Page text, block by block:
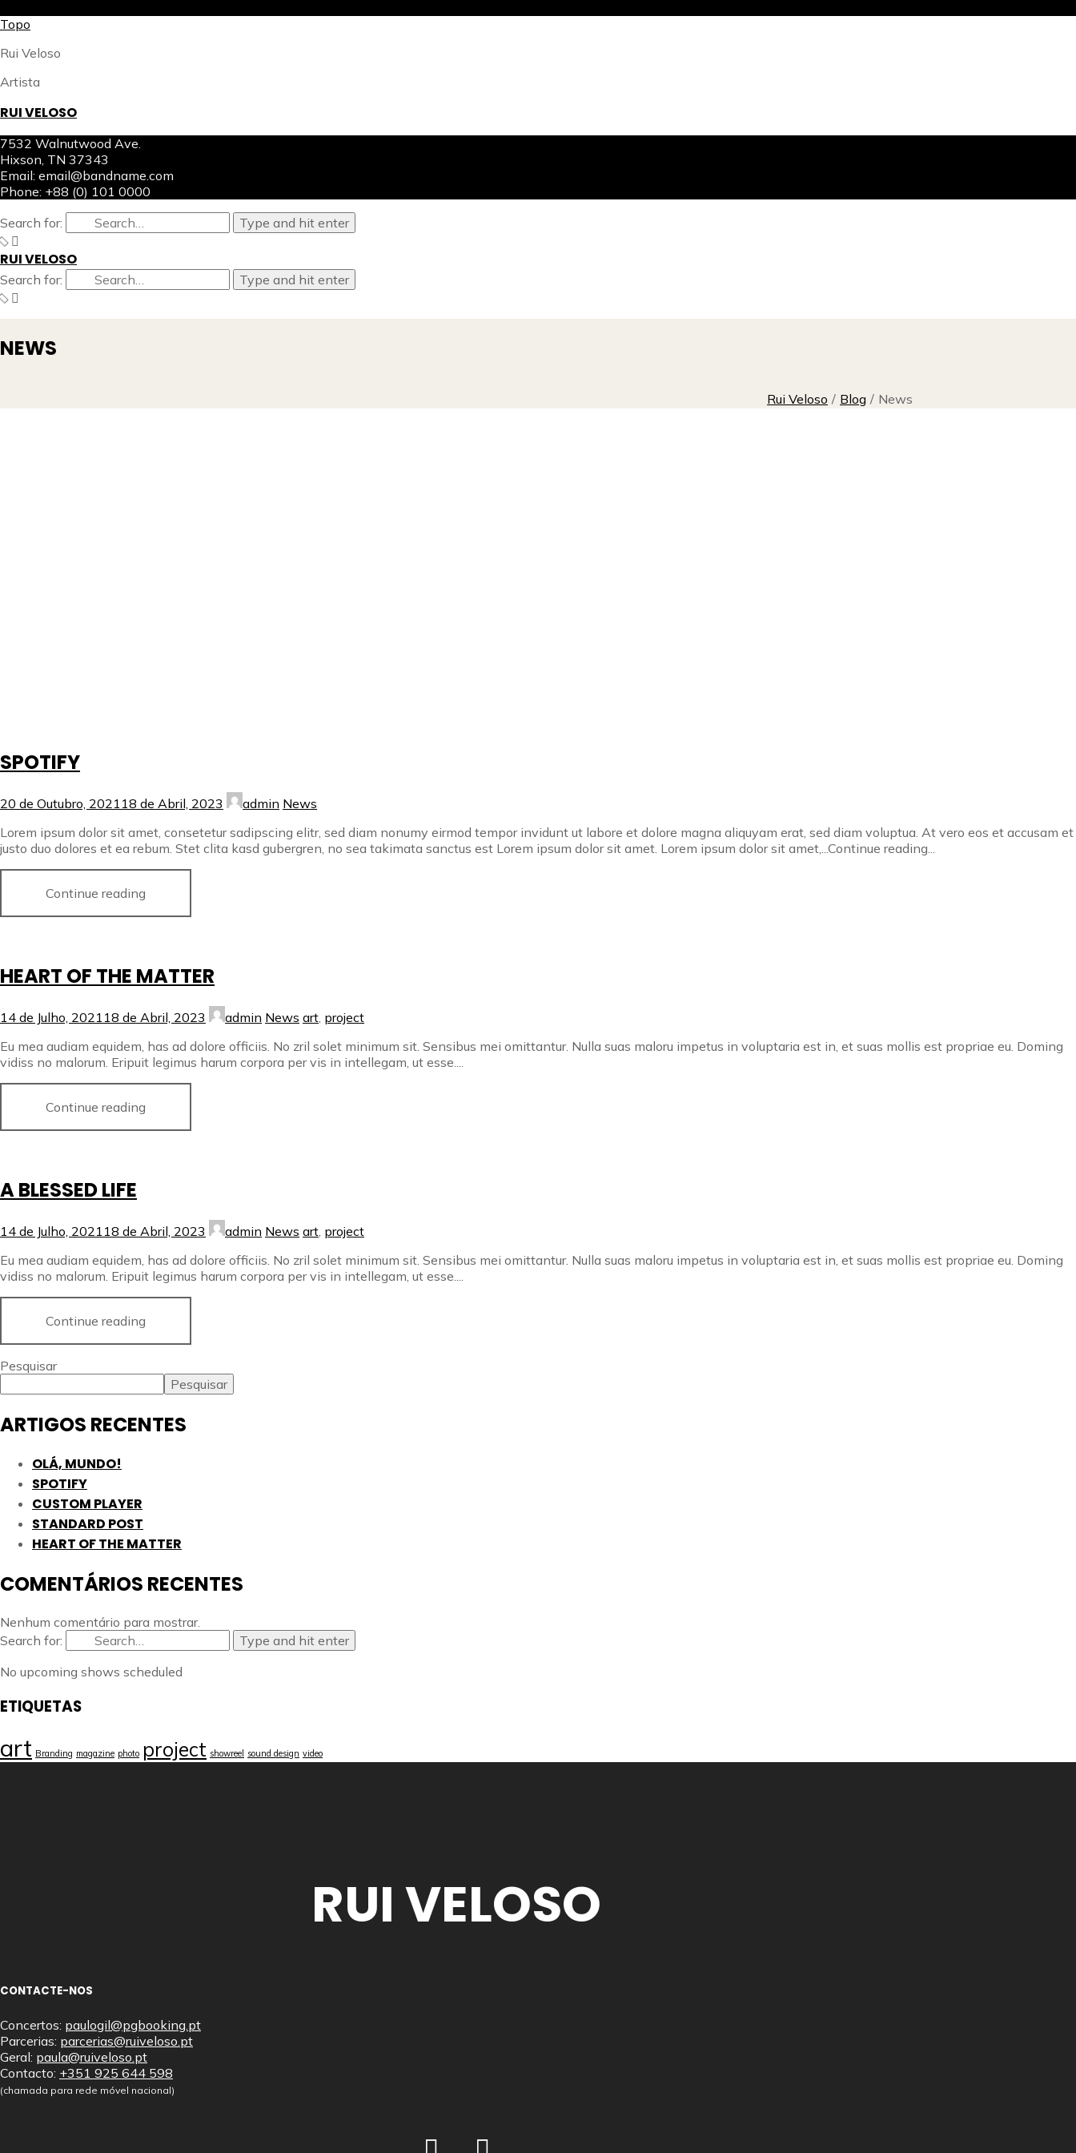
Topo
Rui Veloso
Artista
RUI VELOSO
7532 Walnutwood Ave.
Hixson, TN 37343
Email: email@bandname.com
Phone: +88 (0) 101 0000
Search for:
Type and hit enter
RUI VELOSO
Search for: Type and hit enter
NEWS
Rui Veloso / Blog / News
SPOTIFY
20 de Outubro, 2021 18 de Abril, 2023 admin News
Lorem ipsum dolor sit amet, consetetur sadipscing elitr, sed diam nonumy eirmod tempor invidunt ut labore et dolore magna aliquyam erat, sed diam voluptua. At vero eos et accusam et
justo duo dolores et ea rebum. Stet clita kasd gubergren, no sea takimata sanctus est Lorem ipsum dolor sit amet. Lorem ipsum dolor sit amet,...Continue reading...
Continue reading
HEART OF THE MATTER
14 de Julho, 2021 18 de Abril, 2023 admin News art project
Eu mea audiam equidem, has ad dolore officiis. No zril solet minimum sit. Sensibus mei omittantur. Nulla suas maloru impetus in voluptaria est in, et suas mollis est propriae eu. Doming
vidiss no malorum. Eripuit legimus harum corpora per vis in intellegam, ut esse....
Continue reading
A BLESSED LIFE
14 de Julho, 2021 18 de Abril, 2023 admin News art project
Eu mea audiam equidem, has ad dolore officiis. No zril solet minimum sit. Sensibus mei omittantur. Nulla suas maloru impetus in voluptaria est in, et suas mollis est propriae eu. Doming
vidiss no malorum. Eripuit legimus harum corpora per vis in intellegam, ut esse....
Continue reading
Pesquisar
Pesquisar
ARTIGOS RECENTES
OLÁ, MUNDO!
SPOTIFY
CUSTOM PLAYER
STANDARD POST
HEART OF THE MATTER
COMENTÁRIOS RECENTES
Nenhum comentário para mostrar.
Search for:
Type and hit enter
No upcoming shows scheduled
ETIQUETAS
art Branding magazine photo project showreel sound design video
RUI VELOSO
CONTACTE-NOS
Concertos: paulogil@pgbooking.pt
Parcerias: parcerias@ruiveloso.pt
Geral: paula@ruiveloso.pt
Contacto: +351 925 644 598
(chamada para rede móvel nacional)